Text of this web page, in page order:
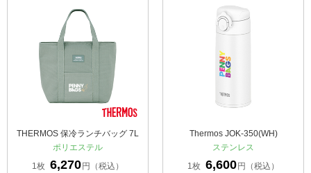
THERMOS 保冷ランチバッグ 7L
ポリエステル
1枚 6,270 円（税込）
Thermos JOK-350(WH)
ステンレス
1枚 6,600 円（税込）